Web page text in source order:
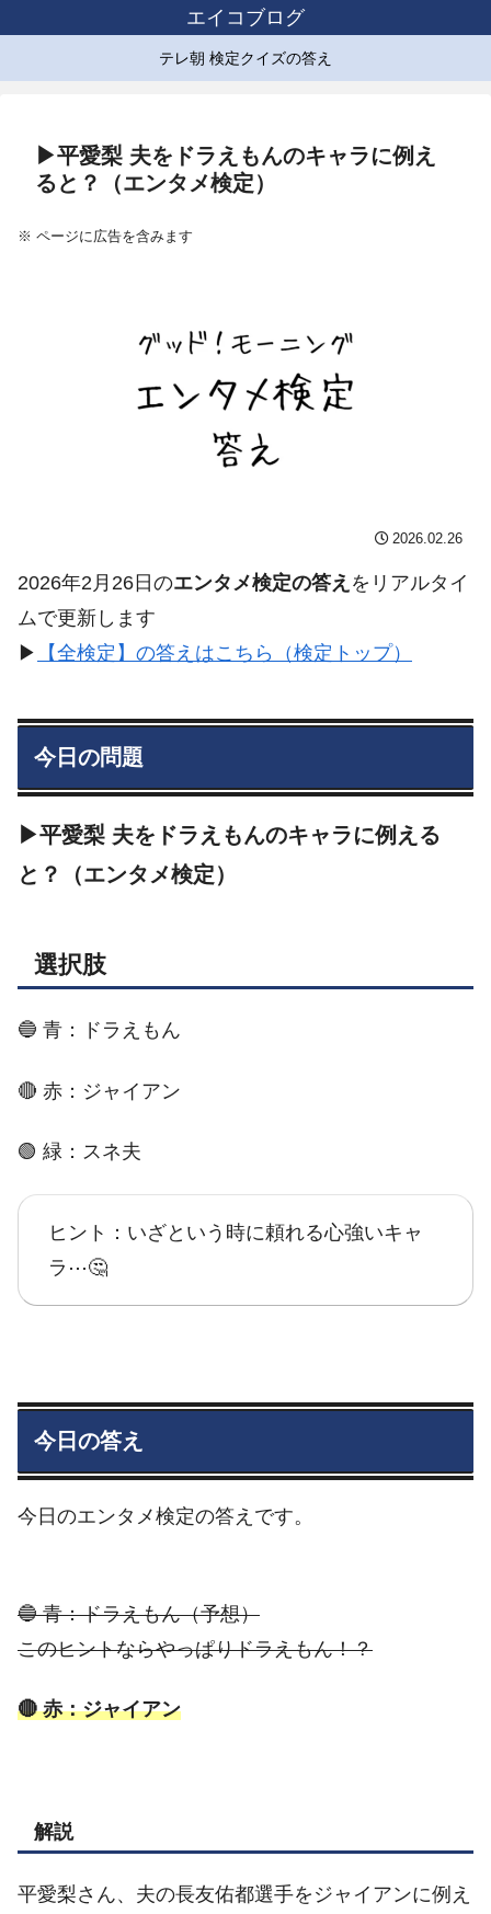
エイコブログ
テレ朝 検定クイズの答え
▶平愛梨 夫をドラえもんのキャラに例え
ると？（エンタメ検定）
※ ページに広告を含みます
2026.02.26
2026年2月26日のエンタメ検定の答え をリアルタイ
ムで更新します
▶︎
【全検定】の答えはこちら（検定トップ）
今日の問題
▶平愛梨 夫をドラえもんのキャラに例える
と？（エンタメ検定）
選択肢
🔵 青：ドラえもん
🔴 赤：ジャイアン
🟢 緑：スネ夫
ヒント：いざという時に頼れる心強いキャ
ラ⋯🤔
今日の答え
今日のエンタメ検定の答えです。
🔵 青：ドラえもん（予想）
このヒントならやっぱりドラえもん！？
🔴 赤：ジャイアン
解説
平愛梨さん、夫の長友佑都選手をジャイアンに例え